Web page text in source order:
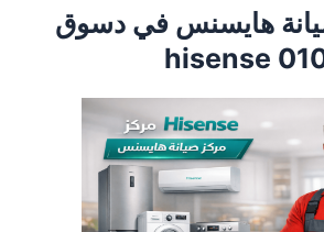
هايسنس في دسوق